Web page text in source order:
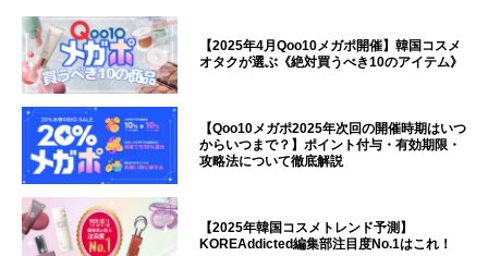
【2025年4月Qoo10メガポ開催】韓国コスメ
オタクが選ぶ《絶対買うべき10のアイテム》
【Qoo10メガポ2025年次回の開催時期はいつ
からいつまで？】ポイント付与・有効期限・
攻略法について徹底解説
【2025年韓国コスメトレンド予測】
KOREAddicted編集部注目度No.1はこれ！